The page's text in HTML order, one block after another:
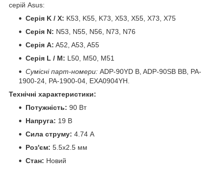
серій Asus:
Серія K / X: K53, K55, K73, X53, X55, X73, X75
Серія N: N53, N55, N56, N73, N76
Серія A: A52, A53, A55
Серія L / M: L50, M50, M51
Сумісні парт-номери: ADP-90YD B, ADP-90SB BB, PA-
1900-24, PA-1900-04, EXA0904YH.
Технічні характеристики:
Потужність: 90 Вт
Напруга: 19 В
Сила струму: 4.74 А
Роз'єм: 5.5x2.5 мм
Стан: Новий